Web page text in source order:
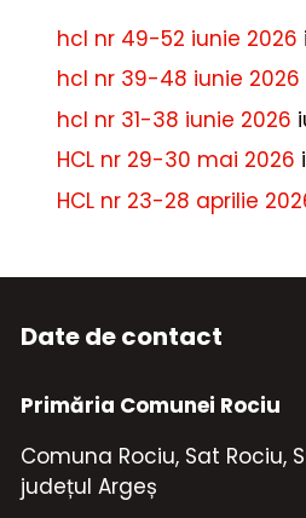
hcl nr 49-52 iunie 2026
hcl nr 39-48 iunie 2026
hcl nr 31-38 iunie 2026
HCL nr 29-30 mai 2026
HCL nr 23-28 aprilie
Date de contact
Primăria Comunei Rociu
Comuna Rociu, Sat Rociu,
județul Argeș